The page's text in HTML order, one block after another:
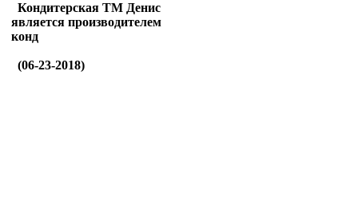
Кондитерская ТМ Денис
является производителем
конд
(06-23-2018)